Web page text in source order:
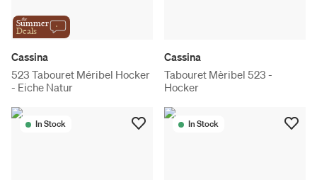
the
Summer
Deals
Cassina
523 Tabouret Méribel Hocker
- Eiche Natur
Cassina
Tabouret Mèribel 523 -
Hocker
In Stock In Stock